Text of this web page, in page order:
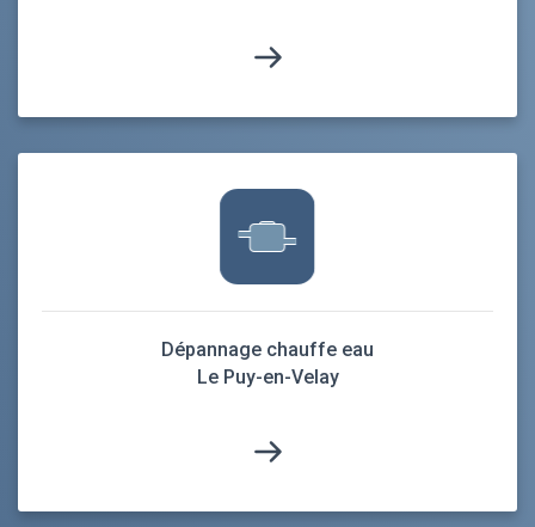
Dépannage chauffe eau
Le Puy-en-Velay